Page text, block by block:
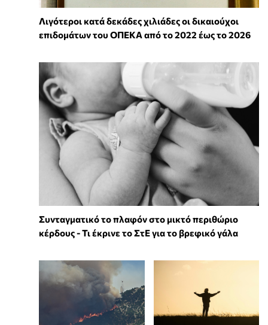
Λιγότεροι κατά δεκάδες χιλιάδες οι δικαιούχοι
επιδομάτων του ΟΠΕΚΑ από το 2022 έως το 2026
Συνταγματικό το πλαφόν στο μικτό περιθώριο
κέρδους - Τι έκρινε το ΣτΕ για το βρεφικό γάλα